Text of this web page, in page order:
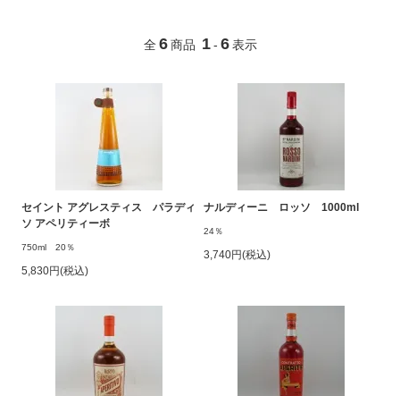
全 6 商品 1 - 6 表示
セイント アグレスティス パラディ
ソ アペリティーボ
750ml 20％
5,830円(税込)
ナルディーニ ロッソ 1000ml
24％
3,740円(税込)